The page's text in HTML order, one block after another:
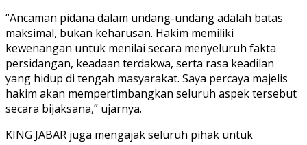
“Ancaman pidana dalam undang-undang adalah batas
maksimal, bukan keharusan. Hakim memiliki
kewenangan untuk menilai secara menyeluruh fakta
persidangan, keadaan terdakwa, serta rasa keadilan
yang hidup di tengah masyarakat. Saya percaya majelis
hakim akan mempertimbangkan seluruh aspek tersebut
secara bijaksana,” ujarnya.
KING JABAR juga mengajak seluruh pihak untuk